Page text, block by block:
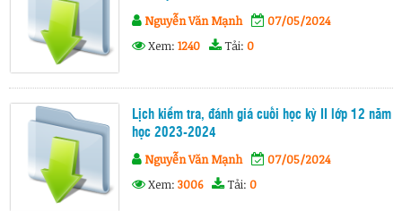
Nguyễn Văn Mạnh
07/05/2024
Xem: 1240 Tải: 0
Lịch kiểm tra, đánh giá cuối học kỳ II lớp 12 năm
học 2023-2024
Nguyễn Văn Mạnh
07/05/2024
Xem: 3006 Tải: 0